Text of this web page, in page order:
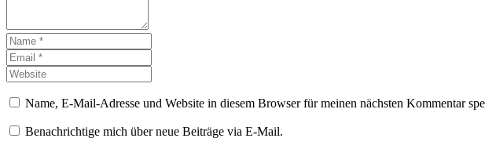
Name, E-Mail-Adresse und Website in diesem Browser für meinen nächsten Kommentar
Benachrichtige mich über neue Beiträge via E-Mail.